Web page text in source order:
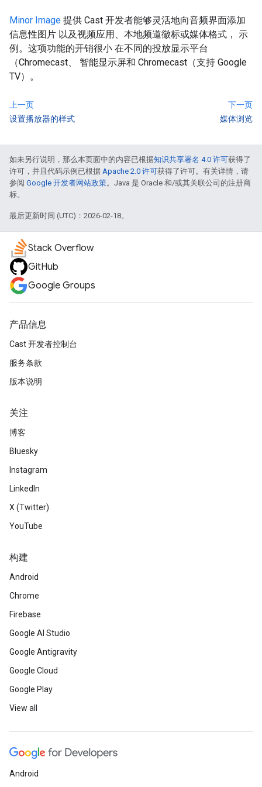
Minor Image 提供 Cast 开发者能够灵活地向音频界面添加
信息性图片 以及视频应用、本地频道徽标或媒体格式， 示
例。这项功能的开销很小 在不同的投放显示平台
（Chromecast、 智能显示屏和 Chromecast（支持 Google
TV）。
上一页
设置播放器的样式
下一页
媒体浏览
如未另行说明，那么本页面中的内容已根据知识共享署名 4.0 许可获得了
许可，并且代码示例已根据 Apache 2.0 许可获得了许可。有关详情，请
参阅 Google 开发者网站政策。Java 是 Oracle 和/或其关联公司的注册商
标。
最后更新时间 (UTC)：2026-02-18。
Stack Overflow
GitHub
Google Groups
产品信息
Cast 开发者控制台
服务条款
版本说明
关注
博客
Bluesky
Instagram
LinkedIn
X (Twitter)
YouTube
构建
Android
Chrome
Firebase
Google AI Studio
Google Antigravity
Google Cloud
Google Play
View all
Android